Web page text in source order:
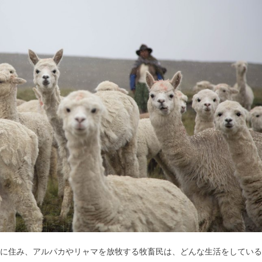
住み、アルパカやリャマを放牧する牧畜民は、どんな生活をしている